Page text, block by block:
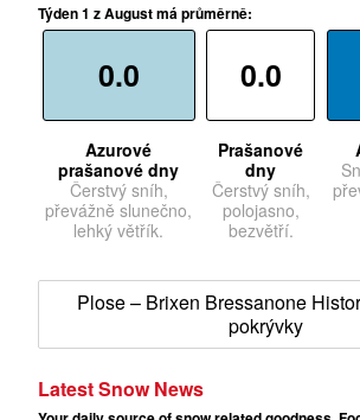
Týden 1 z August má průměrně:
0.0
Azurové
prašanové dny
Čerstvý sníh,
převážně slunečno,
lehký větřík.
0.0
Prašanové
dny
Čerstvý sníh,
polojasno,
bezvětří.
Plose – Brixen Bressanone
pokrývky